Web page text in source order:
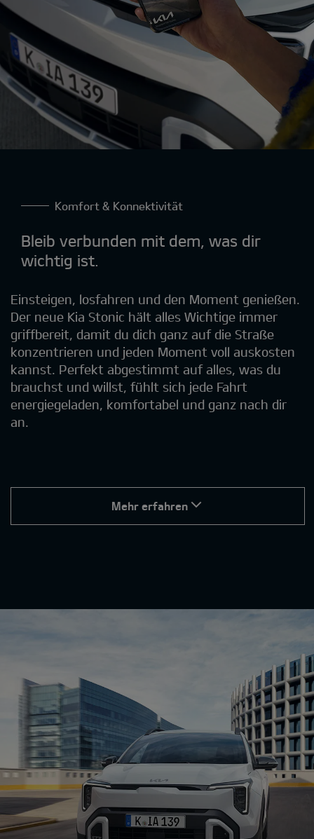
Komfort & Konnektivität
Bleib verbunden mit dem, was dir
wichtig ist.
Einsteigen, losfahren und den Moment genießen.
Der neue Kia Stonic hält alles Wichtige immer
griffbereit, damit du dich ganz auf die Straße
konzentrieren und jeden Moment voll auskosten
kannst. Perfekt abgestimmt auf alles, was du
brauchst und willst, fühlt sich jede Fahrt
energiegeladen, komfortabel und ganz nach dir
an.
Mehr erfahren